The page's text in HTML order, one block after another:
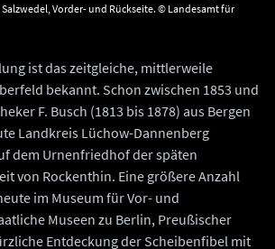
Vorder- und Rückseite. © Landesamt für
ist das zeitgleiche, mittlerweile
bekannt. Schon zwischen 1853 und
F. Busch (1813 bis 1878) aus Bergen
Landkreis Lüchow-Dannenberg
dem Urnenfriedhof der späten
von Rockenthin. Eine größere Anzahl
im Museum für Vor- und
Museen zu Berlin, Preußischer
Entdeckung der Scheibenfibel mit